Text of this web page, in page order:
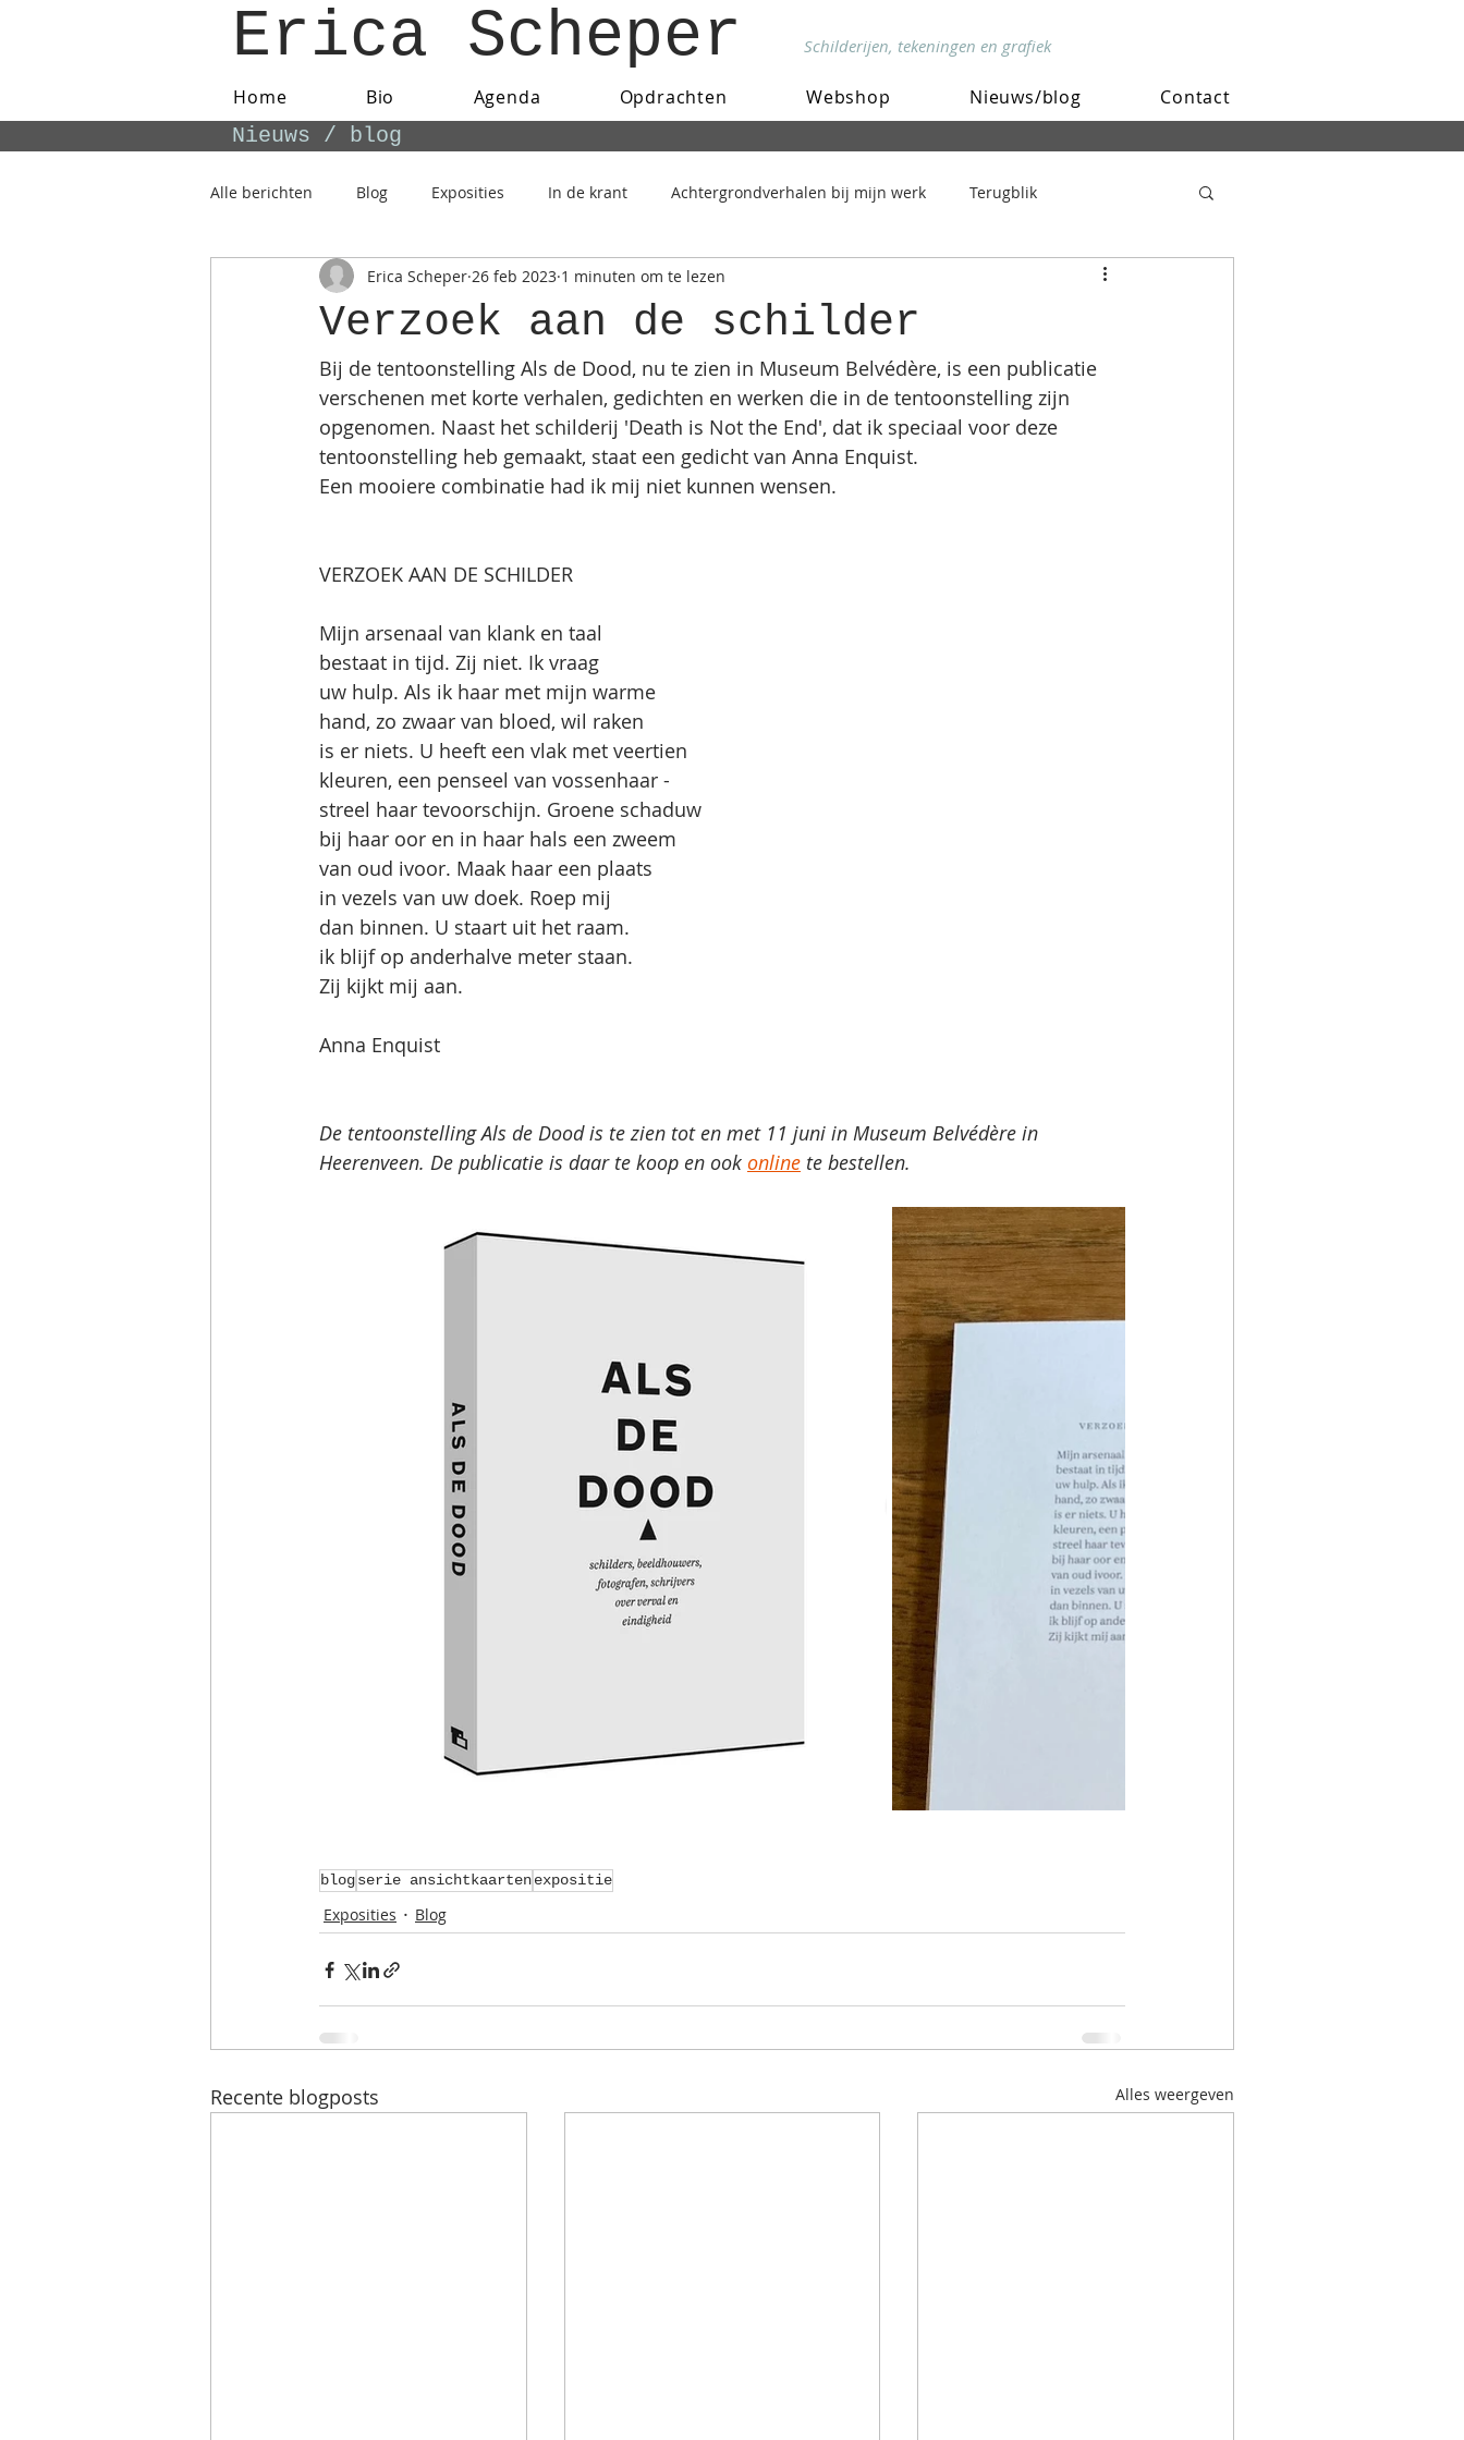
Erica Scheper Schilderijen, tekeningen en grafiek
Home Bio Agenda Opdrachten Webshop Nieuws/blog Contact
Alle berichten Blog Exposities In de krant Achtergrondverhalen bij mijn werk Terugblik
Verzoek aan de schilder
Erica Scheper 26 feb 2023 1 minuten om te lezen
Bij de tentoonstelling Als de Dood, nu te zien in Museum Belvédère, is een publicatie
verschenen met korte verhalen, gedichten en werken die in de tentoonstelling zijn
opgenomen. Naast het schilderij 'Death is Not the End', dat ik speciaal voor deze
tentoonstelling heb gemaakt, staat een gedicht van Anna Enquist.
Een mooiere combinatie had ik mij niet kunnen wensen.
VERZOEK AAN DE SCHILDER
Mijn arsenaal van klank en taal
bestaat in tijd. Zij niet. Ik vraag
uw hulp. Als ik haar met mijn warme
hand, zo zwaar van bloed, wil raken
is er niets. U heeft een vlak met veertien
kleuren, een penseel van vossenhaar -
streel haar tevoorschijn. Groene schaduw
bij haar oor en in haar hals een zweem
van oud ivoor. Maak haar een plaats
in vezels van uw doek. Roep mij
dan binnen. U staart uit het raam.
ik blijf op anderhalve meter staan.
Zij kijkt mij aan.
Anna Enquist
De tentoonstelling Als de Dood is te zien tot en met 11 juni in Museum Belvédère in
Heerenveen. De publicatie is daar te koop en ook online te bestellen.
blogserie ansichtkaartenexpositie
Exposities Blog
Recente blogposts Alles weergeven
Nieuws / blog